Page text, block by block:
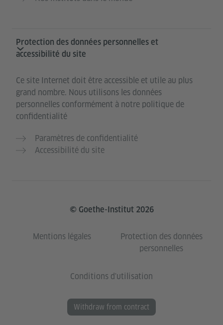
Protection des données personnelles et
accessibilité du site
Ce site Internet doit être accessible et utile au plus
grand nombre. Nous utilisons les données
personnelles conformément à notre politique de
confidentialité
Paramètres de confidentialité
Accessibilité du site
© Goethe-Institut 2026
Mentions légales
Protection des données
personnelles
Conditions d'utilisation
Withdraw from contract